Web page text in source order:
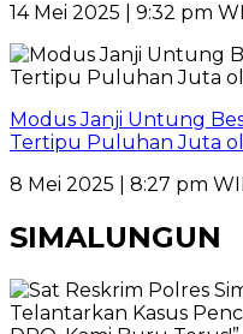
14 Mei 2025 | 9:32 pm
Modus Janji Untung
Tertipu Puluhan Juta
8 Mei 2025 | 8:27 pm
SIMALUNGUN